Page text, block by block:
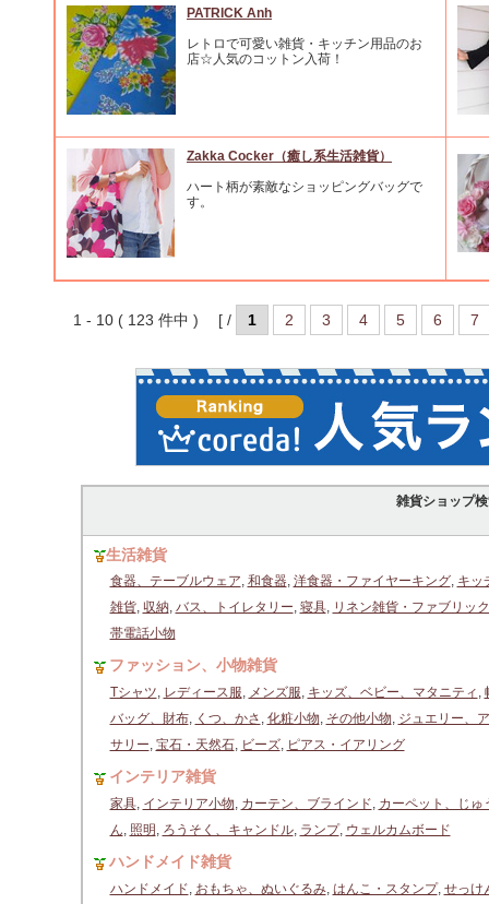
PATRICK Anh
レトロで可愛い雑貨・キッチン用品のお
店☆人気のコットン入荷！
Zakka Cocker（癒し系生活雑貨）
ハート柄が素敵なショッピングバッグで
す。
1 - 10 ( 123 件中 ) [ / 1 2 3 4 5 6 7
雑貨ショップ
生活雑貨
食器、テーブルウェア, 和食器, 洋食器・ファイヤーキング, キッ
雑貨, 収納, バス、トイレタリー, 寝具, リネン雑貨・ファブリック
帯電話小物
ファッション、小物雑貨
Tシャツ, レディース服, メンズ服, キッズ、ベビー、マタニティ ,
バッグ、財布, くつ、かさ , 化粧小物, その他小物, ジュエリー、
サリー, 宝石・天然石, ビーズ, ピアス・イアリング
インテリア雑貨
家具, インテリア小物, カーテン、ブラインド, カーペット、じゅ
ん, 照明 , ろうそく、キャンドル, ランプ, ウェルカムボード
ハンドメイド雑貨
ハンドメイド, おもちゃ、ぬいぐるみ, はんこ・スタンプ, せっけ